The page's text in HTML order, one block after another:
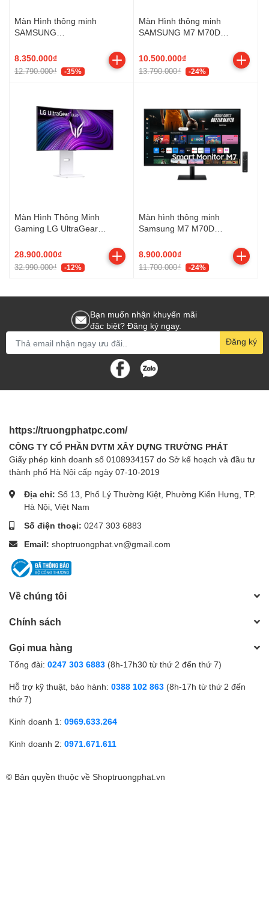
Màn Hình thông minh
SAMSUNG
VA - 4K - 60Hz - 4ms -
Speaker - màu trắng)
8.350.000₫
12.790.000₫ -35%
Màn Hình thông minh
SAMSUNG M7 M70D
VA - 4K - 60Hz - 4ms -
Speaker)
10.500.000₫
13.790.000₫ -24%
Màn Hình Thông Minh
Gaming LG UltraGear
OLED - WQHD - 240Hz -
0.03ms - Cong - Speaker)
28.900.000₫
32.990.000₫ -12%
Màn hình thông minh
Samsung M7 M70D
60hz, VA
8.900.000₫
11.700.000₫ -24%
Bạn muốn nhận khuyến mãi
đặc biệt? Đăng ký ngay.
Đăng ký
https://truongphatpc.com/
CÔNG TY CỔ PHẦN DVTM XÂY DỰNG TRƯỜNG PHÁT
Giấy phép kinh doanh số 0108934157 do Sở kế hoạch và đầu tư
thành phố Hà Nội cấp ngày 07-10-2019
Địa chỉ: Số 13, Phố Lý Thường Kiệt, Phường Kiến Hưng, TP.
Hà Nội, Việt Nam
Số điện thoại: 0247 303 6883
Email: shoptruongphat.vn@gmail.com
Về chúng tôi
Chính sách
Gọi mua hàng
Tổng đài: 0247 303 6883 (8h-17h30 từ thứ 2 đến thứ 7)
Hỗ trợ kỹ thuật, bảo hành: 0388 102 863 (8h-17h từ thứ 2 đến
thứ 7)
Kinh doanh 1: 0969.633.264
Kinh doanh 2: 0971.671.611
© Bản quyền thuộc về Shoptruongphat.vn